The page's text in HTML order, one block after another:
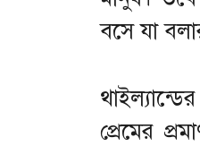
বসে যা
প্রেমের